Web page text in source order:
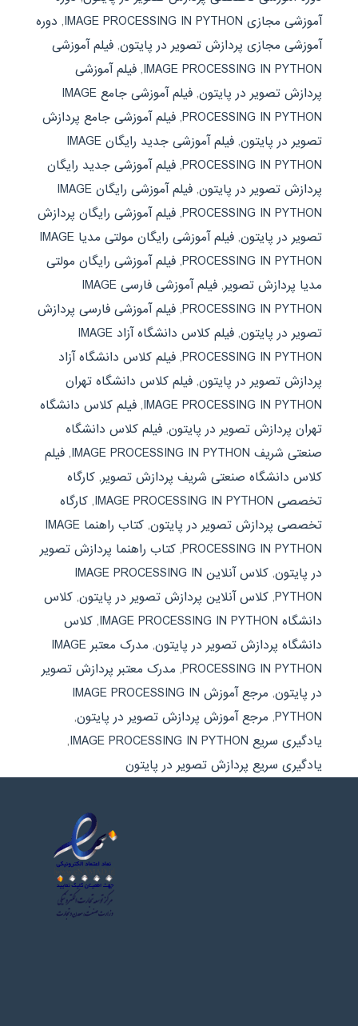
آموزشی مجازی IMAGE PROCESSING IN PYTHON
, دوره
آموزشی مجازی پردازش تصویر در پایتون, فیلم آموزشی
IMAGE PROCESSING IN PYTHON
, فیلم آموزشی
پردازش تصویر در پایتون,
فیلم آموزشی جامع IMAGE
PROCESSING IN PYTHON
, فیلم آموزشی جامع پردازش
تصویر در پایتون,
فیلم آموزشی جدید رایگان IMAGE
PROCESSING IN PYTHON
, فیلم آموزشی جدید رایگان
پردازش تصویر در پایتون,
فیلم آموزشی رایگان IMAGE
PROCESSING IN PYTHON
, فیلم آموزشی رایگان پردازش
تصویر در پایتون,
فیلم آموزشی رایگان مولتی مدیا IMAGE
PROCESSING IN PYTHON
, فیلم آموزشی رایگان مولتی
مدیا پردازش تصویر,
فیلم آموزشی فارسی IMAGE
PROCESSING IN PYTHON
, فیلم آموزشی فارسی پردازش
تصویر در پایتون,
فیلم کلاس دانشگاه آزاد IMAGE
PROCESSING IN PYTHON
, فیلم کلاس دانشگاه آزاد
پردازش تصویر در پایتون, فیلم کلاس دانشگاه تهران
IMAGE PROCESSING IN PYTHON
, فیلم کلاس دانشگاه
تهران پردازش تصویر در پایتون, فیلم کلاس دانشگاه
صنعتی شریف IMAGE PROCESSING IN PYTHON
, فیلم
کلاس دانشگاه صنعتی شریف پردازش تصویر, کارگاه
تخصصی IMAGE PROCESSING IN PYTHON
, کارگاه
تخصصی پردازش تصویر در پایتون,
کتاب راهنما IMAGE
PROCESSING IN PYTHON
, کتاب راهنما پردازش تصویر
در پایتون,
کلاس آنلاین IMAGE PROCESSING IN
PYTHON
, کلاس آنلاین پردازش تصویر در پایتون, کلاس
دانشگاه IMAGE PROCESSING IN PYTHON
, کلاس
دانشگاه پردازش تصویر در پایتون,
مدرک معتبر IMAGE
PROCESSING IN PYTHON
, مدرک معتبر پردازش تصویر
در پایتون,
مرجع آموزش IMAGE PROCESSING IN
PYTHON
, مرجع آموزش پردازش تصویر در پایتون,
یادگیری سریع IMAGE PROCESSING IN PYTHON
,
یادگیری سریع پردازش تصویر در پایتون